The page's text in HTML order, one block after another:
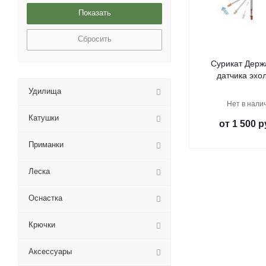
Сурикат
датчика
Нет в
от 1 500
Сбросить
Удилища
Катушки
Приманки
Леска
Оснастка
Крючки
Аксессуары